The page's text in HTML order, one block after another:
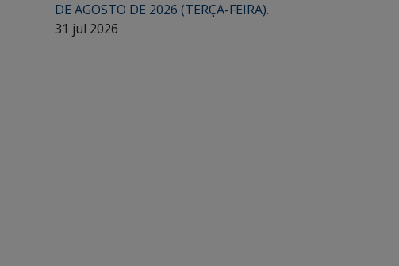
DE AGOSTO DE 2026 (TERÇA-FEIRA).
31 jul 2026